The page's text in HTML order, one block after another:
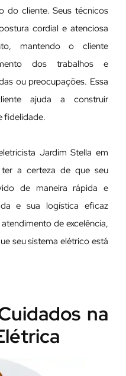
do cliente. Seus técnicos
cordial e atenciosa
mantendo o cliente
dos trabalhos e
ou preocupações. Essa
ajuda a construir
fidelidade.
Jardim Stella em
a certeza de que seu
de maneira rápida e
e sua logística eficaz
de excelência,
seu sistema elétrico está
na